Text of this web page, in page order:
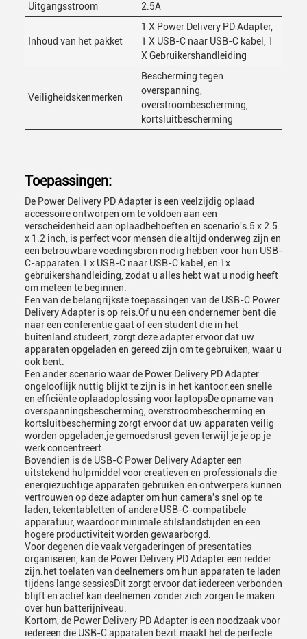
Uitgangsstroom
2.5A
Inhoud van het pakket
1 X Power Delivery PD Adapter,
1 X USB-C naar USB-C kabel, 1
X Gebruikershandleiding
Veiligheidskenmerken
Bescherming tegen
overspanning,
overstroombescherming,
kortsluitbescherming
Toepassingen:
De Power Delivery PD Adapter is een veelzijdig oplaad
accessoire ontworpen om te voldoen aan een
verscheidenheid aan oplaadbehoeften en scenario's.5 x 2.5
x 1.2 inch, is perfect voor mensen die altijd onderweg zijn en
een betrouwbare voedingsbron nodig hebben voor hun USB-
C-apparaten.1 x USB-C naar USB-C kabel, en 1x
gebruikershandleiding, zodat u alles hebt wat u nodig heeft
om meteen te beginnen.
Een van de belangrijkste toepassingen van de USB-C Power
Delivery Adapter is op reis.Of u nu een ondernemer bent die
naar een conferentie gaat of een student die in het
buitenland studeert, zorgt deze adapter ervoor dat uw
apparaten opgeladen en gereed zijn om te gebruiken, waar u
ook bent.
Een ander scenario waar de Power Delivery PD Adapter
ongelooflijk nuttig blijkt te zijn is in het kantoor.een snelle
en efficiënte oplaadoplossing voor laptopsDe opname van
overspanningsbescherming, overstroombescherming en
kortsluitbescherming zorgt ervoor dat uw apparaten veilig
worden opgeladen,je gemoedsrust geven terwijl je je op je
werk concentreert.
Bovendien is de USB-C Power Delivery Adapter een
uitstekend hulpmiddel voor creatieven en professionals die
energiezuchtige apparaten gebruiken.en ontwerpers kunnen
vertrouwen op deze adapter om hun camera's snel op te
laden, tekentabletten of andere USB-C-compatibele
apparatuur, waardoor minimale stilstandstijden en een
hogere productiviteit worden gewaarborgd.
Voor degenen die vaak vergaderingen of presentaties
organiseren, kan de Power Delivery PD Adapter een redder
zijn.het toelaten van deelnemers om hun apparaten te laden
tijdens lange sessiesDit zorgt ervoor dat iedereen verbonden
blijft en actief kan deelnemen zonder zich zorgen te maken
over hun batterijniveau.
Kortom, de Power Delivery PD Adapter is een noodzaak voor
iedereen die USB-C apparaten bezit.maakt het de perfecte